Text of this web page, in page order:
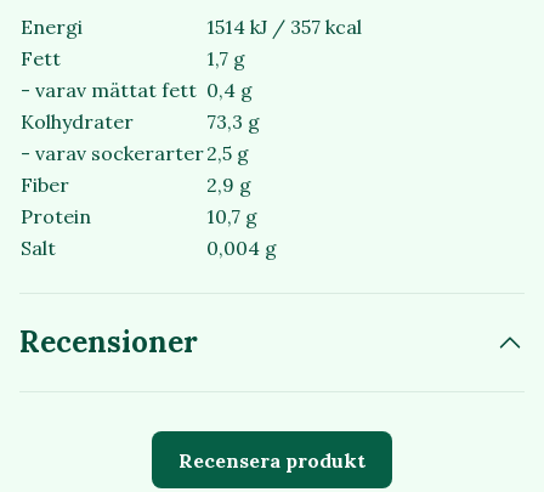
Energi
1514 kJ / 357 kcal
Fett
1,7 g
- varav mättat fett 0,4 g
Kolhydrater
73,3 g
- varav sockerarter2,5 g
Fiber
2,9 g
Protein
10,7 g
Salt
0,004 g
Recensioner
Recensera produkt